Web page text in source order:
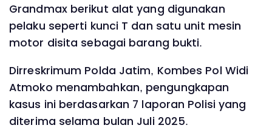
Grandmax berikut alat yang digunakan
pelaku seperti kunci T dan satu unit mesin
motor disita sebagai barang bukti.
Dirreskrimum Polda Jatim, Kombes Pol Widi
Atmoko menambahkan, pengungkapan
kasus ini berdasarkan 7 laporan Polisi yang
diterima selama bulan Juli 2025.